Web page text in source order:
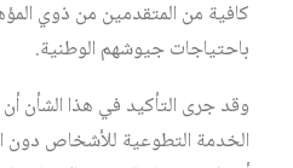
كافية من المتقدمين من ذوي
باحتياجات جيوشهم الوطنية.
وقد جرى التأكيد في هذا الشأن